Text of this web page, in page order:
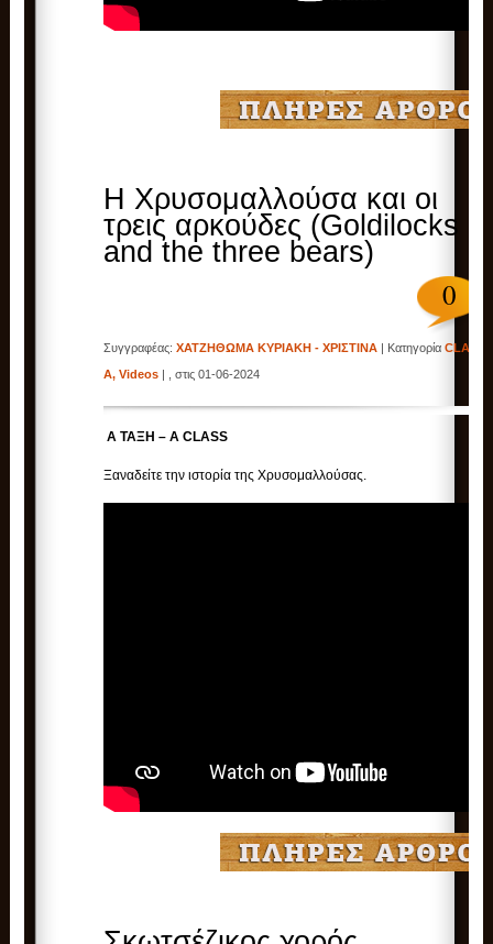
Η Χρυσομαλλούσα και οι
τρεις αρκούδες (Goldilocks
and the three bears)
0
Συγγραφέας:ΧΑΤΖΗΘΩΜΑ ΚΥΡΙΑΚΗ - ΧΡΙΣΤΙΝΑ | ΚατηγορίαCLASS
A,Videos | , στις 01-06-2024
Α ΤΑΞΗ – A CLASS
Ξαναδείτε την ιστορία της Χρυσομαλλούσας.